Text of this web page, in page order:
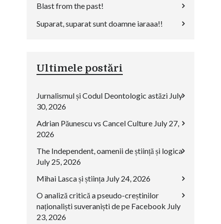
Blast from the past!
Suparat, suparat sunt doamne iaraaa!!
Ultimele postări
Jurnalismul și Codul Deontologic astăzi July
30, 2026
Adrian Păunescu vs Cancel Culture July 27,
2026
The Independent, oamenii de știință și logica
July 25, 2026
Mihai Lasca și știința July 24, 2026
O analiză critică a pseudo-creștinilor
naționaliști suveraniști de pe Facebook July
23, 2026